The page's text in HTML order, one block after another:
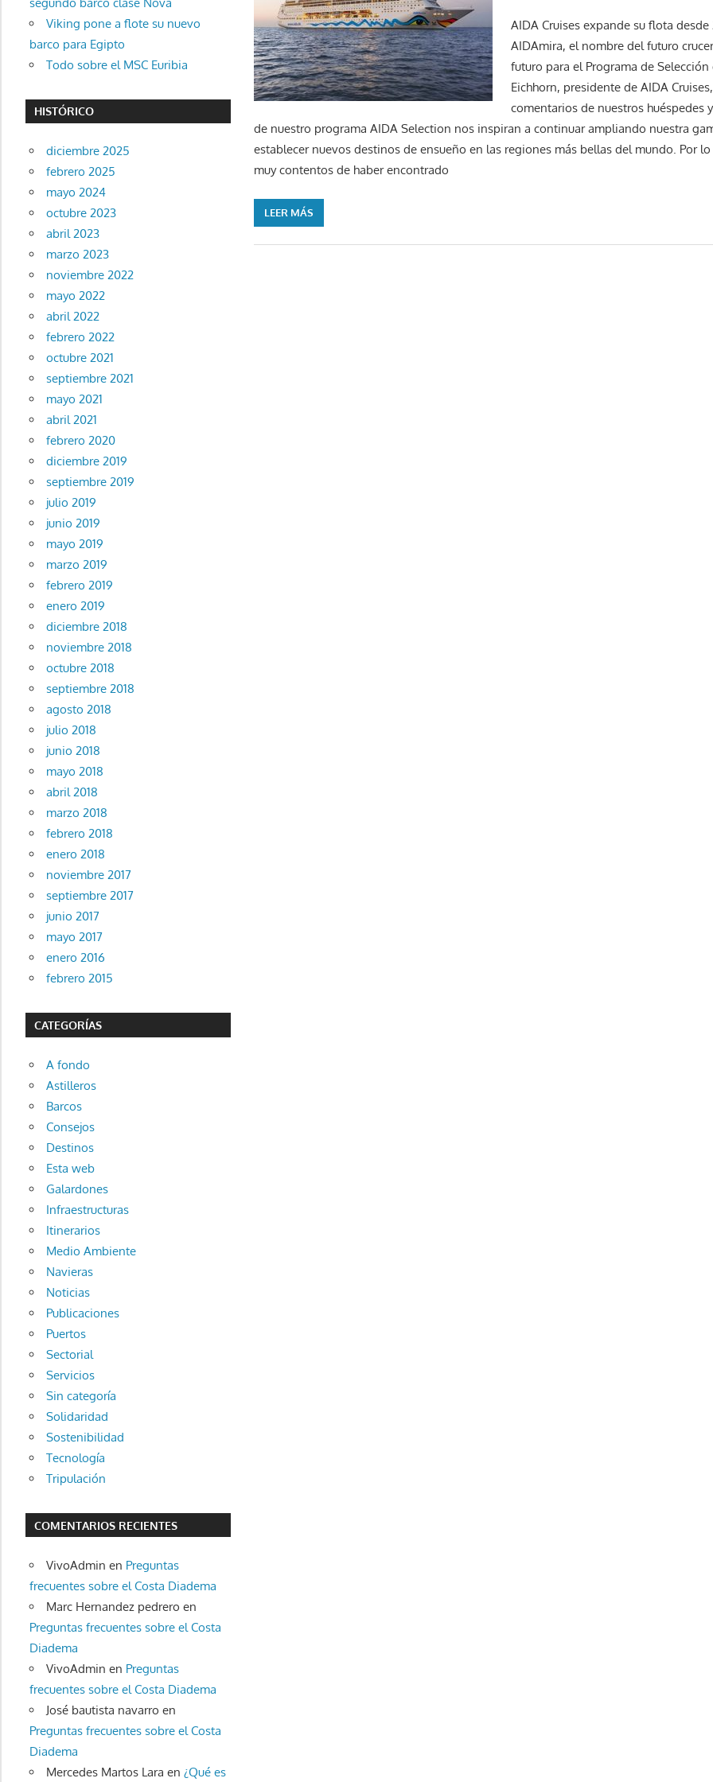
AIDA Cruises expande su flota desde
AIDAmira, el nombre del futuro
futuro para el Programa de Selección
Eichhorn, presidente de AIDA
comentarios de nuestros huéspedes
de nuestro programa AIDA Selection nos inspiran a continuar ampliando nuestra
establecer nuevos destinos de ensueño en las regiones más bellas del mundo. Por
muy contentos de haber encontrado
LEER MÁS
Viking pone a flote su nuevo
barco para Egipto
Todo sobre el MSC Euribia
HISTÓRICO
diciembre 2025
febrero 2025
mayo 2024
octubre 2023
abril 2023
marzo 2023
noviembre 2022
mayo 2022
abril 2022
febrero 2022
octubre 2021
septiembre 2021
mayo 2021
abril 2021
febrero 2020
diciembre 2019
septiembre 2019
julio 2019
junio 2019
mayo 2019
marzo 2019
febrero 2019
enero 2019
diciembre 2018
noviembre 2018
octubre 2018
septiembre 2018
agosto 2018
julio 2018
junio 2018
mayo 2018
abril 2018
marzo 2018
febrero 2018
enero 2018
noviembre 2017
septiembre 2017
junio 2017
mayo 2017
enero 2016
febrero 2015
CATEGORÍAS
A fondo
Astilleros
Barcos
Consejos
Destinos
Esta web
Galardones
Infraestructuras
Itinerarios
Medio Ambiente
Navieras
Noticias
Publicaciones
Puertos
Sectorial
Servicios
Sin categoría
Solidaridad
Sostenibilidad
Tecnología
Tripulación
COMENTARIOS RECIENTES
VivoAdmin en Preguntas
frecuentes sobre el Costa Diadema
Marc Hernandez pedrero en
Preguntas frecuentes sobre el Costa
Diadema
VivoAdmin en Preguntas
frecuentes sobre el Costa Diadema
José bautista navarro en
Preguntas frecuentes sobre el Costa
Diadema
Mercedes Martos Lara en ¿Qué es